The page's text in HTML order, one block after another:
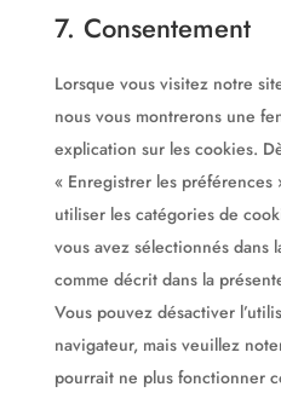
7. Consentement
Lorsque vous visitez notre
nous vous montrerons une
explication sur les cookies.
« Enregistrer les préférences
utiliser les catégories de
vous avez sélectionnés dans
comme décrit dans la
Vous pouvez désactiver
navigateur, mais veuillez
pourrait ne plus fonctionner